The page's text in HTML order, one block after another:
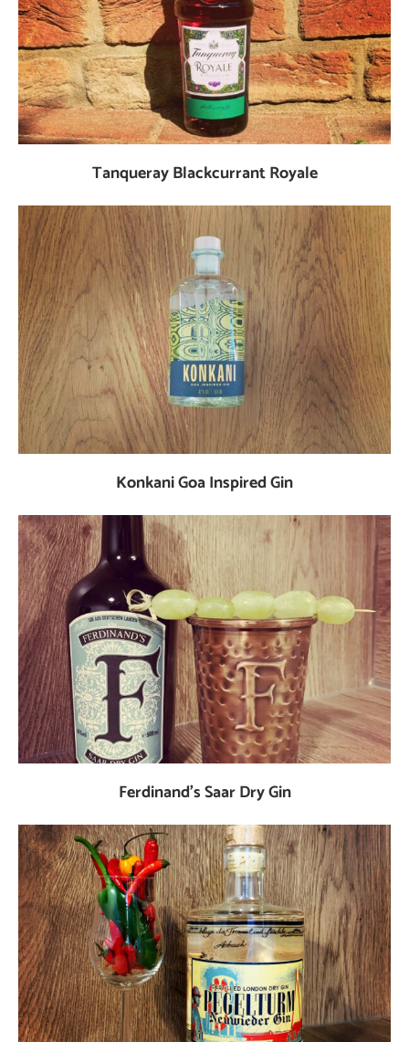
Tanqueray Blackcurrant Royale
Konkani Goa Inspired Gin
Ferdinand’s Saar Dry Gin